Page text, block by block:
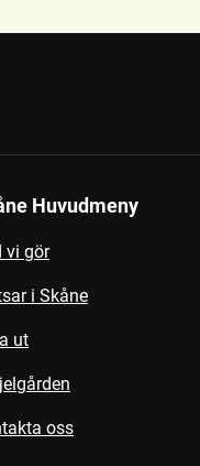
Huvudmeny
vi gör
i Skåne
ut
oss